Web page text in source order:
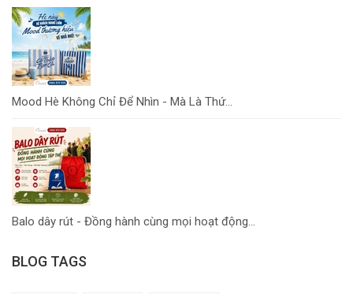
Mood Hè Không Chỉ Để Nhìn - Mà Là Thứ...
Balo dây rút - Đồng hành cùng mọi hoạt động...
BLOG TAGS